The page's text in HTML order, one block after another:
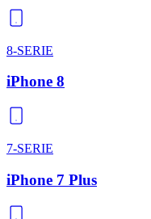
8-SERIE
iPhone 8
7-SERIE
iPhone 7 Plus